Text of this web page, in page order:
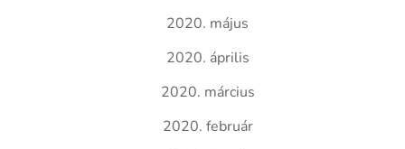
2020. május
2020. április
2020. március
2020. február